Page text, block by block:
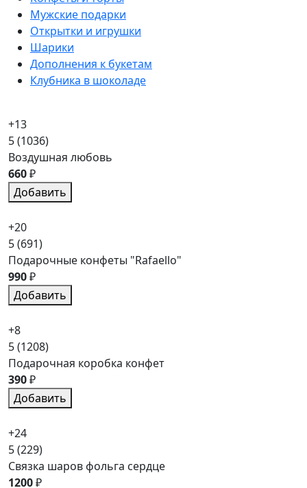
Мужские подарки
Открытки и игрушки
Шарики
Дополнения к букетам
Клубника в шоколаде
+13
5(1036)
Воздушная любовь
660₽
Добавить
+20
5(691)
Подарочные конфеты "Rafaello"
990₽
Добавить
+8
5(1208)
Подарочная коробка конфет
390₽
Добавить
+24
5(229)
Связка шаров фольга сердце
1200₽